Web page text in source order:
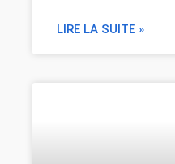
LIRE LA SUITE »